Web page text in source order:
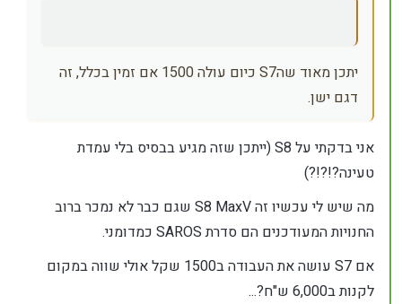
יתכן מאוד שהS7 כיום עולה 1500 אם זמין בכלל, זה
דגם ישן.
אני בדקתי על S8 (ייתכן שזה מגיע בבסיס בלי עמדת
טעינה?!?!?)
מה שיש לי עכשיו זה S8 MaxV שגם כבר לא נמכר ברוב
החנויות המעודכנים הם סדרת SAROS כמדומני.
אם S7 עושה את העבודה ב1500 שקל אולי שווה במקום
לקנות ב6,000 ש"ח?...